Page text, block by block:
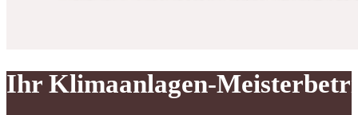
Ihr Klimaanlagen-